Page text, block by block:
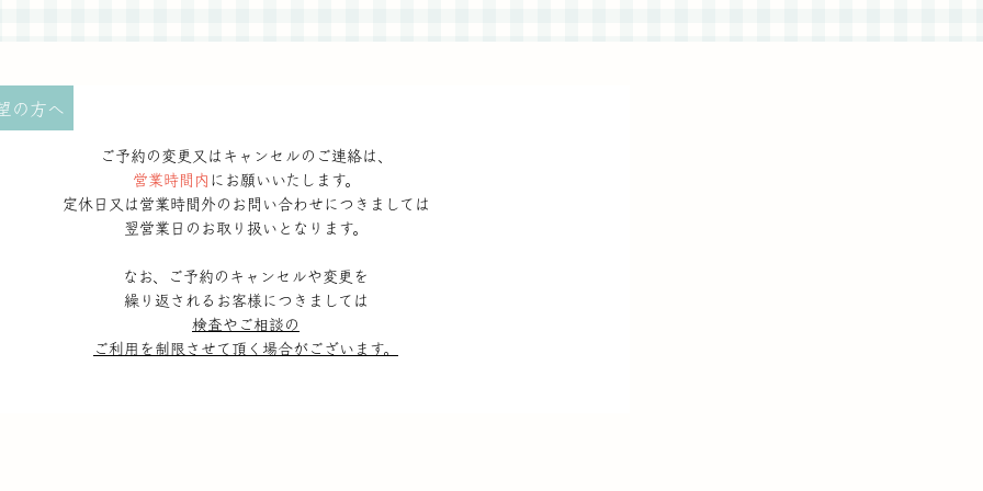
の方へ
ご予約の変更又はキャンセルのご連絡は、
営業時間内 にお願いいたします。
定休日又は営業時間外のお問い合わせにつきましては
翌営業日のお取り扱いとなります。
なお、ご予約のキャンセルや変更を
繰り返されるお客様につきましては
検査やご相談の
ご利用を制限させて頂く場合がございます。